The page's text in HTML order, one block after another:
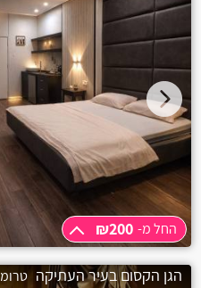
אמירים
אחיהוד
אחיטוב
אבטליון
אביאל
אביבים
אביגדור
החל מ-
₪200
שעה
₪200
החל מ- ₪200
הגן הקסום בעיר העתיקה